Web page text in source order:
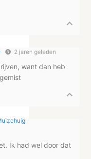
2 jaren geleden
want dan heb
Ik had wel door dat